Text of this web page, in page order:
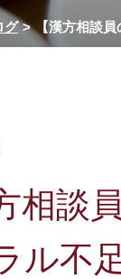
グ 【漢方相談員
相談
ル不